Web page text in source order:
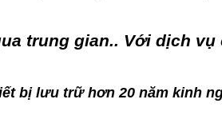
trung gian.. Với dịch
bị lưu trữ hơn 20 năm kinh